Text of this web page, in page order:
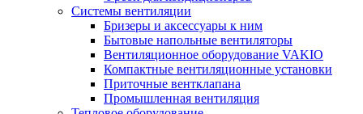
Системы вентиляции
Бризеры и аксессуары к ним
Бытовые напольные вентиляторы
Вентиляционное оборудование VAKIO
Компактные вентиляционные установки
Приточные вентклапана
Промышленная вентиляция